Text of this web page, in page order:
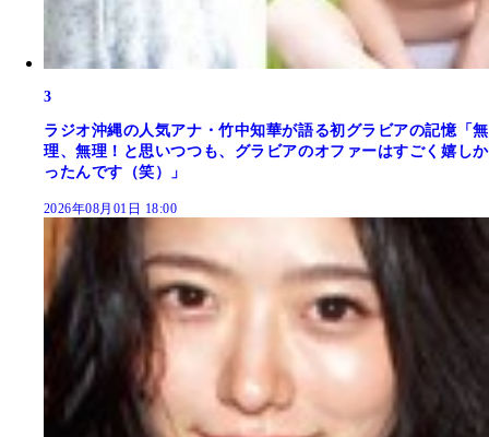
3
ラジオ沖縄の人気アナ・竹中知華が語る初グラビアの記憶「無
理、無理！と思いつつも、グラビアのオファーはすごく嬉しか
ったんです（笑）」
2026年08月01日 18:00